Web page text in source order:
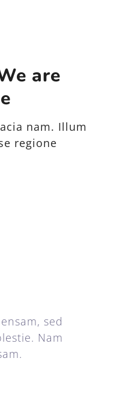
are
nam. Illum
regione
sed
Nam